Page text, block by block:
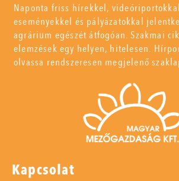
Naponta friss hírekkel,
eseményekkel és pályázatokkal
agrárium egészét átfogóan. Szakmai
elemzések egy helyen, hitelesen.
olvassa rendszeresen megjelenő
Kapcsolat